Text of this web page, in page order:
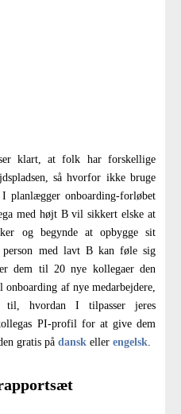
klart, at folk har forskellige
så hvorfor ikke bruge
planlægger onboarding-forløbet
med højt B vil sikkert elske at
og begynde at opbygge sit
med lavt B kan føle sig
dem til 20 nye kollegaer den
af nye medarbejdere,
hvordan I tilpasser jeres
PI-profil for at give dem
gratis på dansk eller engelsk